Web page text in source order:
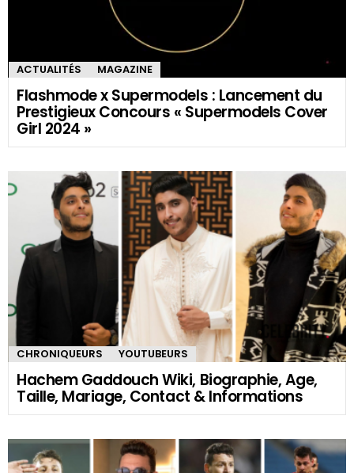
ACTUALITÉS MAGAZINE
Flashmode x Supermodels : Lancement du
Prestigieux Concours « Supermodels Cover
Girl 2024 »
CHRONIQUEURS YOUTUBEURS
Hachem Gaddouch Wiki, Biographie, Age,
Taille, Mariage, Contact & Informations